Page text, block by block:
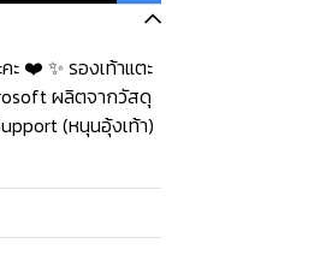
️❤️ ✨ รองเท้าแตะ
ผลิตจากวัสดุ
(หนุนอุ้งเท้า)